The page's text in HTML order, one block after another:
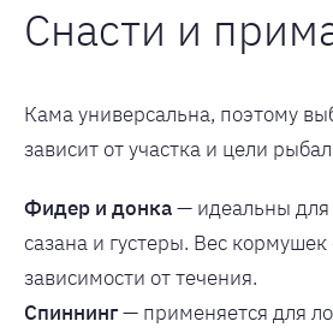
Снасти и
Кама универсальна, поэтому
зависит от участка и цели
Фидер и донка— идеальны
сазана и густеры. Вес
зависимости от течения.
Спиннинг— применяется для